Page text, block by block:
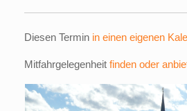
Diesen Termin in einen eigenen
Mitfahrgelegenheit finden oder